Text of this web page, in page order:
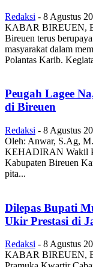
Redaksi - 8 Agustus
KABAR BIREUEN,
Bireuen terus
masyarakat dalam
Polantas Karib.
Peugah Lagee
di Bireuen
Redaksi - 8 Agustus
Oleh: Anwar, S.Ag,
KEHADIRAN Wakil
Kabupaten Bireuen
pita...
Dilepas Bupati
Ukir Prestasi di
Redaksi - 8 Agustus
KABAR BIREUEN,